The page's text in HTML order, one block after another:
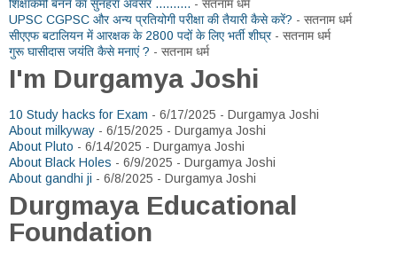
शिक्षाकर्मी बनने का सुनहरा अवसर .......... - सतनाम धर्म
UPSC CGPSC और अन्य प्रतियोगी परीक्षा की तैयारी कैसे करें? - सतनाम धर्म
सीएएफ बटालियन में आरक्षक के 2800 पदों के लिए भर्ती शीघ्र- सतनाम धर्म
गुरू घासीदास जयंति कैसे मनाएं ? - सतनाम धर्म
I'm Durgamya Joshi
10 Study hacks for Exam - 6/17/2025 - Durgamya Joshi
About milkyway - 6/15/2025 - Durgamya Joshi
About Pluto - 6/14/2025 - Durgamya Joshi
About Black Holes - 6/9/2025 - Durgamya Joshi
About gandhi ji - 6/8/2025 - Durgamya Joshi
Durgmaya Educational
Foundation